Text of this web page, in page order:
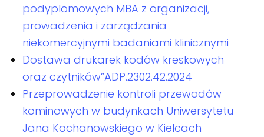
podyplomowych MBA z organizacji,
prowadzenia i zarządzania
niekomercyjnymi badaniami klinicznymi
Dostawa drukarek kodów kreskowych
oraz czytników”ADP.2302.42.2024
Przeprowadzenie kontroli przewodów
kominowych w budynkach Uniwersytetu
Jana Kochanowskiego w Kielcach